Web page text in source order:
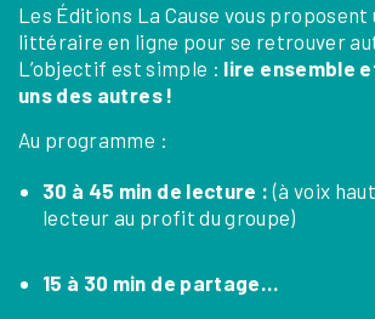
Les Éditions La Cause vous proposent
littéraire en ligne pour se retrouver
L’objectif est simple : lire ensemble
uns des autres !
Au programme :
30 à 45 min de lecture : (à voix
lecteur au profit du groupe)
15 à 30 min de partage…